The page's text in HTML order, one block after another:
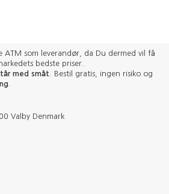
ATM som leverandør, da Du dermed vil få
bedste priser.
med småt . Bestil gratis, ingen risiko og
Valby Denmark